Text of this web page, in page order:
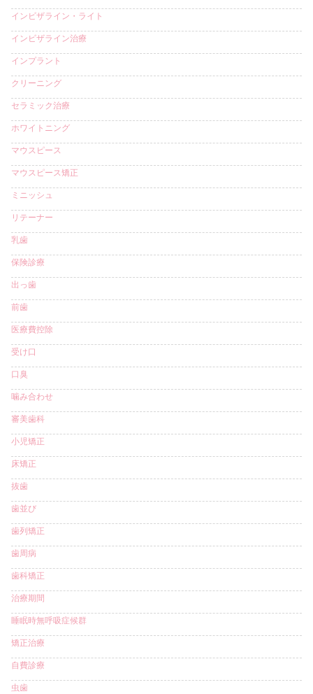
インビザライン・ライト
インビザライン治療
インプラント
クリーニング
セラミック治療
ホワイトニング
マウスピース
マウスピース矯正
ミニッシュ
リテーナー
乳歯
保険診療
出っ歯
前歯
医療費控除
受け口
口臭
噛み合わせ
審美歯科
小児矯正
床矯正
抜歯
歯並び
歯列矯正
歯周病
歯科矯正
治療期間
睡眠時無呼吸症候群
矯正治療
自費診療
虫歯